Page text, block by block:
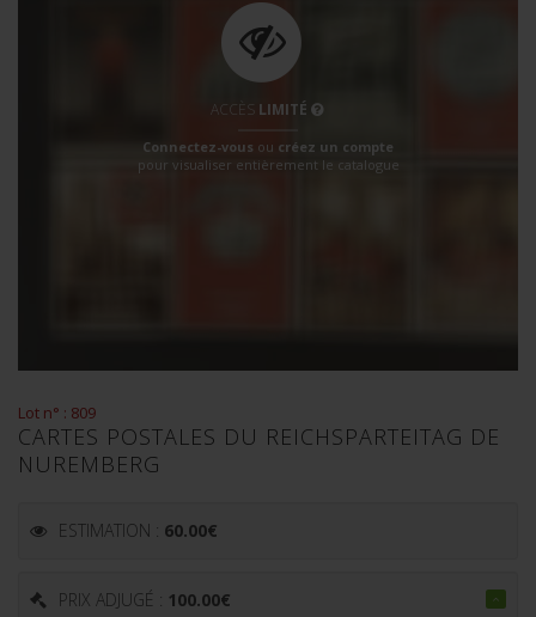
ACCÈS LIMITÉ
Connectez-vous ou créez un compte
pour visualiser entièrement le catalogue
Lot n° : 809
CARTES POSTALES DU REICHSPARTEITAG DE
NUREMBERG
ESTIMATION : 60.00€
PRIX ADJUGÉ : 100.00€